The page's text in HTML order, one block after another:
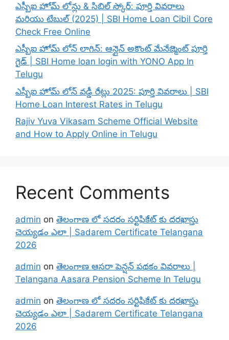
ఎస్బీఐ హోమ్ లోన్లు & సిబిల్ స్కోర్: పూర్తి వివరాలు
మరియు టేబుల్ (2025) | SBI Home Loan Cibil Core
Check Free Online
ఎస్బీఐ హోమ్ లోన్ లాగిన్: ఆన్లైన్ అకౌంట్ మేనేజ్మెంట్ పూర్తి
గైడ్ | SBI Home loan login with YONO App In
Telugu
ఎస్బీఐ హోమ్ లోన్ వడ్డీ రేట్లు 2025: పూర్తి వివరాలు | SBI
Home Loan Interest Rates in Telugu
Rajiv Yuva Vikasam Scheme Official Website
and How to Apply Online in Telugu
Recent Comments
admin on తెలంగాణ లో సదరం సర్టిఫికేట్ కు దరఖాస్తు
చెయ్యడం ఎలా | Sadarem Certificate Telangana
2026
admin on తెలంగాణ ఆసరా పెన్షన్ పథకం వివరాలు |
Telangana Aasara Pension Scheme In Telugu
admin on తెలంగాణ లో సదరం సర్టిఫికేట్ కు దరఖాస్తు
చెయ్యడం ఎలా | Sadarem Certificate Telangana
2026